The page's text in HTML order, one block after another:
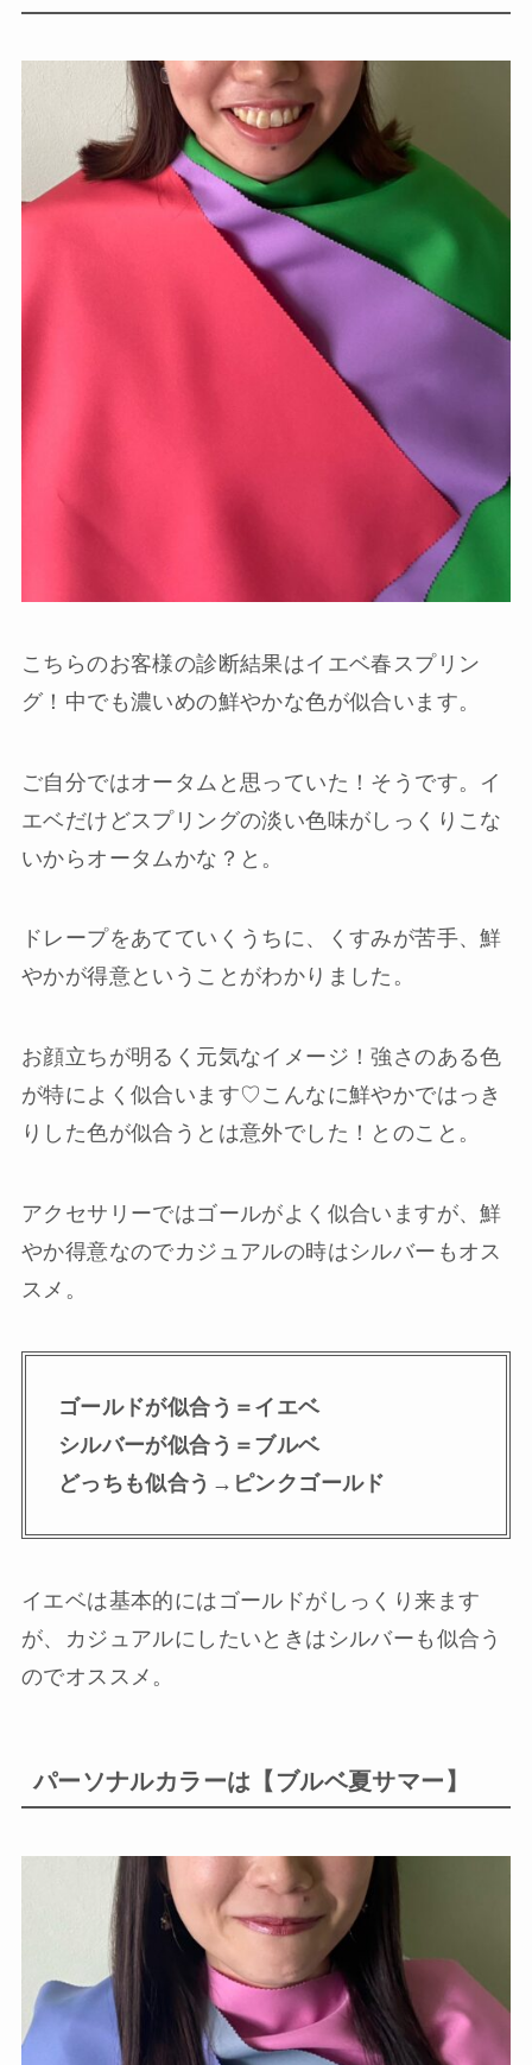
こちらのお客様の診断結果はイエベ春スプリン
グ！中でも濃いめの鮮やかな色が似合います。
ご自分ではオータムと思っていた！そうです。イ
エベだけどスプリングの淡い色味がしっくりこな
いからオータムかな？と。
ドレープをあてていくうちに、くすみが苦手、鮮
やかが得意ということがわかりました。
お顔立ちが明るく元気なイメージ！強さのある色
が特によく似合います♡こんなに鮮やかではっき
りした色が似合うとは意外でした！とのこと。
アクセサリーではゴールがよく似合いますが、鮮
やか得意なのでカジュアルの時はシルバーもオス
スメ。
ゴールドが似合う＝イエベ
シルバーが似合う＝ブルベ
どっちも似合う→ピンクゴールド
イエベは基本的にはゴールドがしっくり来ます
が、カジュアルにしたいときはシルバーも似合う
のでオススメ。
パーソナルカラーは【ブルベ夏サマー】